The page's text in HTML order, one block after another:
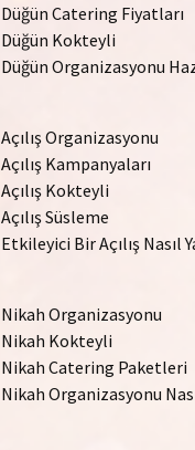
Düğün Catering Fiyatları
Düğün Kokteyli
Düğün Organizasyonu
Açılış Organizasyonu
Açılış Kampanyaları
Açılış Kokteyli
Açılış Süsleme
Etkileyici Bir Açılış Nasıl
Nikah Organizasyonu
Nikah Kokteyli
Nikah Catering Paketleri
Nikah Organizasyonu